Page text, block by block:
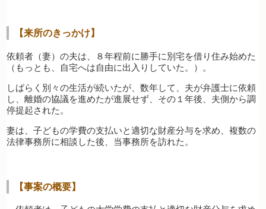
【来所のきっかけ】
依頼者（妻）の夫は、８年程前に勝手に別宅を借り住み始めた
（もっとも、自宅へは自由に出入りしていた。）。
しばらく別々の生活が続いたが、数年して、夫が弁護士に依頼
し、離婚の協議を進めたが進展せず、その１年後、夫側から調
停提起された。
妻は、子どもの学費の支払いと適切な財産分与を求め、複数の
法律事務所に相談した後、当事務所を訪れた。
【事案の概要】